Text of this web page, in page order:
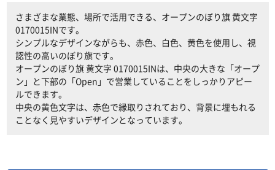
さまざまな業態、場所で活用できる、オープンのぼり旗 黄文字
0170015INです。
シンプルなデザインながらも、赤色、白色、黄色を使用し、視
認性の高いのぼり旗です。
オープンのぼり旗 黄文字 0170015INは、中央の大きな「オープ
ン」と下部の「Open」で営業していることをしっかりアピー
ルできます。
中央の黄色文字は、赤色で縁取りされており、背景に埋もれる
ことなく見やすいデザインとなっています。